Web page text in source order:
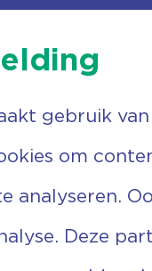
gebruik
om
analyseren.
Deze